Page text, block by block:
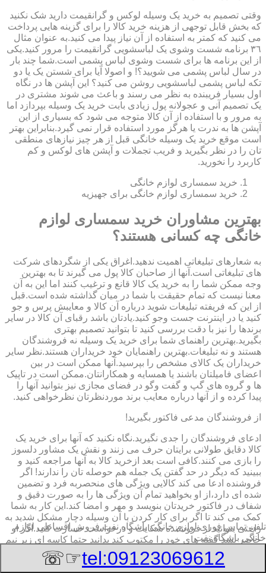
وقتی تصمیم به خرید یک وسیله لوکس و گرانقیمت دارید شک نکنید
که بخش قابل توجهی از هزینه خرید کالا را برای گزینه هایی پرداخت
می کنید که کمتر به استفاده از آن نیاز پیدا می کنید.به عنوان مثال
٣٦ برنامه شست وشوی یک لباسشویی گرانقیمت را مرور کنید.یکی
از این برنامه ها برای شست وشوی لباس پشمی است.شما چند بار
در سال لباس پشمی می شویید؟! و اصولا آیا برای شستن یک یا دو
تکه لباس پشمی لباسشویی روشن می کنید؟ این آپشن ها در نگاه
اول بسیار فریبنده به نظر می رسند و باعث می شوند مشتری در
یک تصمیم آنی و عجولانه پول زیادی بابت خرید یک وسیله بپردازد اما
به مرور و با استفاده از آن کالا متوجه می شود که بسیاری از این
آپشن ها به ندرت یا هرگز مورد استفاده قرار نمی گیرد.بنابراین بهتر
است موقع خرید یک وسیله خانگی قبل از هر چیز نیازهای منطقی
تان را در نظر بگیرید و فریب تجملات و آپشن های لوکس و کم
کاربرد را نخورید.
خرید سمساری لوازم خانگی
خرید سمساری لوازم خانگی برای جهیزیه
بهترین مشاوران خرید سمساری لوازم
خانگی چه کسانی هستند؟
به شعارهای تبلیغاتی اهمیت ندهید.اغراق یکی از شگردهای شرکت
های تبلیغاتی است.آنها از صاحبان کالا پول می گیرند تا به بهترین
وجه ممکن شما را به خرید یک کالا قانع و ترغیب کنند اما این به آن
معنا نیست که تمام حقیقت با شما در میان گذاشته شده است.قبل
از این که فریفته تبلیغات شوید درباره آن کالا و معایبش پرس و جو
کنید یا در اینترنت جست وجو کنید.یادتان باشد رقبای آن کالا در سایر
برندها را نیز با دقت بررسی کنید تا بتوانید تصمیم بهتری
بگیرید.بهترین راهنمای شما برای خرید یک وسیله نه فروشندگان
هستند و نه تبلیغات.بهترین راهنمایان خود خریداران هستند.نظر سایر
خریداران یک کالای مشخص را بپرسید.آنها ممکن است در بین
اعضای فامیلتان باشند یا همسایه و همکارانتان.ممکن است در تاپیک
ها و گروه های گپ و گفت وگو در فضای مجازی نیز بتوانید آنها را
پیدا کرده و از آنها درباره معایب برند موردنظرتان نظرخواهی کنید.
از فروشندگان مدعی فاکتور بگیرید!
ادعای فروشندگان را جدی نگیرید.نگاه نکنید که آنها برای خرید یک
کالا دقایق طولانی برایتان حرف می زنند و نقش یک مشاور دلسوز
را بازی می کنند.کافی است بعد ازخرید کالا به آنها مراجعه کنید و
ببینید که دیگر در حد گفتن یک جمله هم حوصله تان را ندارند! اگر
فروشنده ادعا می کند کالایی ویژگی های منحصربه فرد و تضمین
شده ای دارد،از او بخواهید تمام آن ویژگی ها را به صورت دقیق و
شفاف در فاکتور خریدتان بنویسد و مهر و امضا کند.این کار به شما
کمک می کند تا اگر برای کار کردن با آن وسیله دچار مشکل شدید به
راحتی بتوانید از فروشنده شکایت و درخواست خسارت کنید.اگر او
حاضر نشد گفته های خود را مکتوب کند بدانید حتما کاسه ای زیر نیم
کاسه است.این گزینه به ویژه درباره خرید سمساری لوازم خانگی
بزرگ و با قیمت بیشتر می تواند برای شما بسیار تعیین کننده باشد.
تلفن تماس فوریلوازم خانگی باشگاه نفت,فروش اقساطی لوازم
خانگی باشگاه نفت
tel:09123069612
☞☏